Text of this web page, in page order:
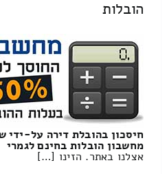
הובלות
חיסכון בהובלת דירה על-
מחשבון הובלות בחינם לגמרי
אצלנו באתר. הזינו […]